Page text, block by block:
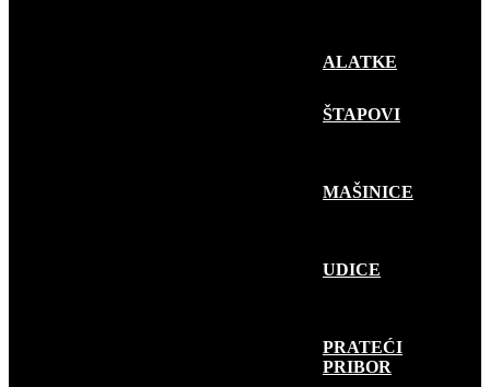
ALATKE
ŠTAPOVI
MAŠINICE
UDICE
PRATEĆI
PRIBOR